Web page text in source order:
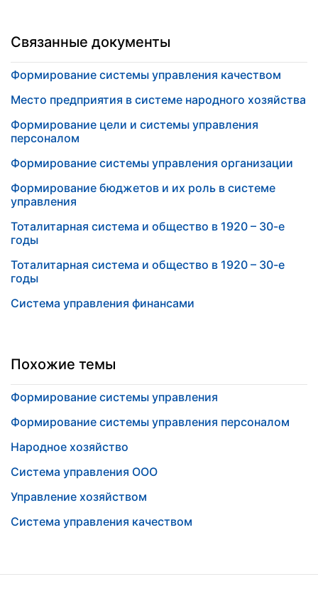
Связанные документы
Формирование системы управления качеством
Место предприятия в системе народного хозяйства
Формирование цели и системы управления
персоналом
Формирование системы управления организации
Формирование бюджетов и их роль в системе
управления
Тоталитарная система и общество в 1920 – 30-е
годы
Тоталитарная система и общество в 1920 – 30-е
годы
Система управления финансами
Похожие темы
Формирование системы управления
Формирование системы управления персоналом
Народное хозяйство
Система управления ООО
Управление хозяйством
Система управления качеством